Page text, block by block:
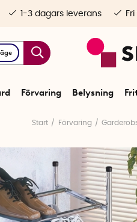
Förvaring Belysning
1-3 dagars leverans
Start Förvaring